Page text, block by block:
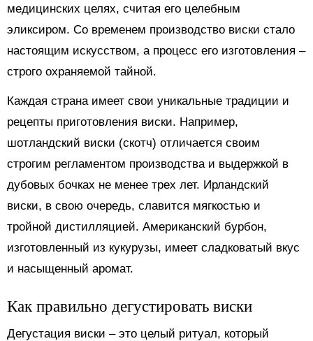
медицинских целях, считая его целебным
эликсиром. Со временем производство виски стало
настоящим искусством, а процесс его изготовления –
строго охраняемой тайной.
Каждая страна имеет свои уникальные традиции и
рецепты приготовления виски. Например,
шотландский виски (скотч) отличается своим
строгим регламентом производства и выдержкой в
дубовых бочках не менее трех лет. Ирландский
виски, в свою очередь, славится мягкостью и
тройной дистилляцией. Американский бурбон,
изготовленный из кукурузы, имеет сладковатый вкус
и насыщенный аромат.
Как правильно дегустировать виски
Дегустация виски – это целый ритуал, который